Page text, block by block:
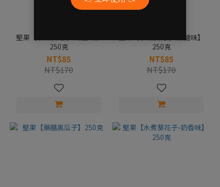
堅果【水煮葵花子-海鹽味】
250克
NT$85
NT$170
堅果【水煮葵花子-焦糖味】
250克
NT$85
NT$170